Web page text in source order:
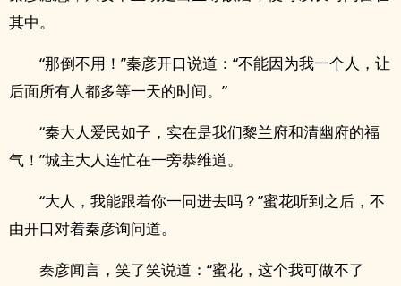
其中。
“那倒不用！”秦彦开口说道：“不能因为我一个人，让
后面所有人都多等一天的时间。”
“秦大人爱民如子，实在是我们黎兰府和清幽府的福
气！”城主大人连忙在一旁恭维道。
“大人，我能跟着你一同进去吗？”蜜花听到之后，不
由开口对着秦彦询问道。
秦彦闻言，笑了笑说道：“蜜花，这个我可做不了